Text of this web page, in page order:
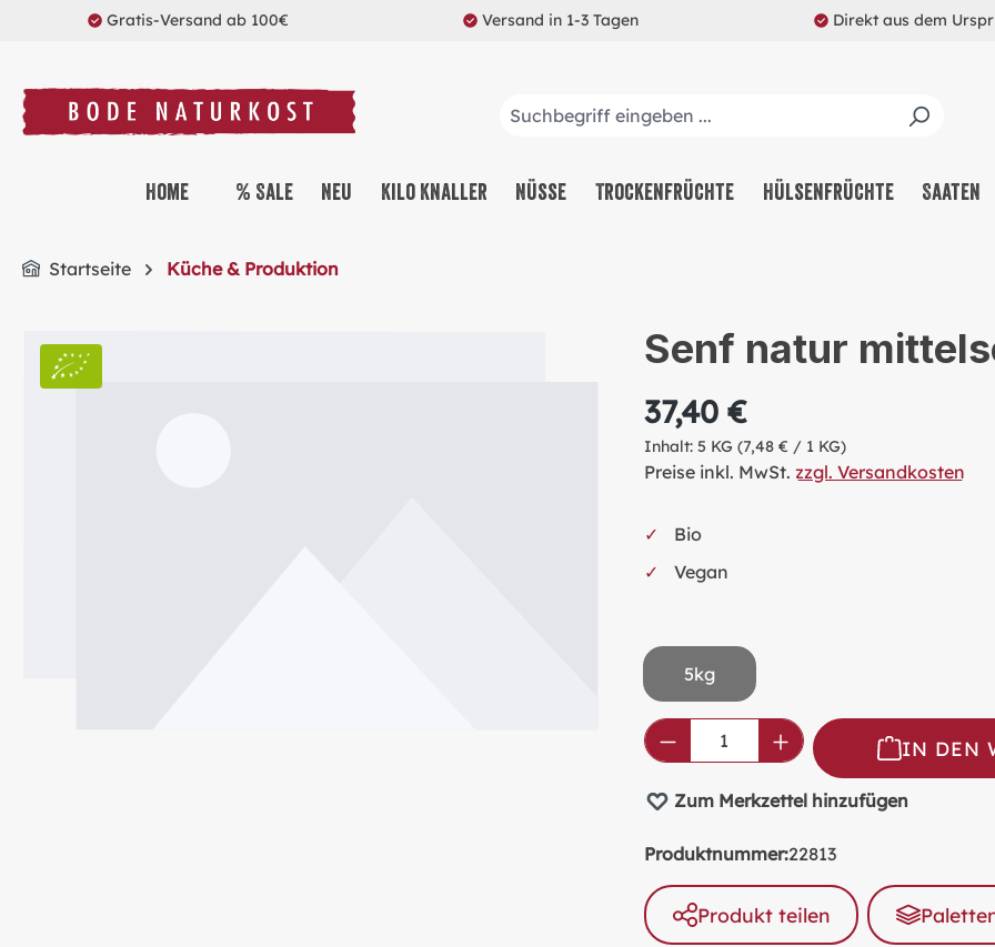
Zur Hauptnavigation springen
Gratis-Versand ab 100€ Versand in 1-3 Tagen Direkt aus dem
Home % Sale Neu Kilo Knaller Nüsse Trockenfrüchte Hülsenfrüchte Saaten
Startseite Küche & Produktion
Senf natur
37,40 €
Inhalt: 5 KG (7,48 € / 1 KG)
Preise inkl. MwSt. zzgl. Versandkosten
Bio
Vegan
5kg
Produkt Anzahl: Gib den
IN DEN
Zum Merkzettel hinzufügen
Produktnummer:22813
Produkt teilen